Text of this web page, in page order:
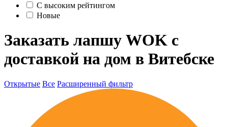
С высоким рейтингом
Новые
Заказать лапшу WOK с
доставкой на дом в Витебске
Открытые Все Расширенный фильтр